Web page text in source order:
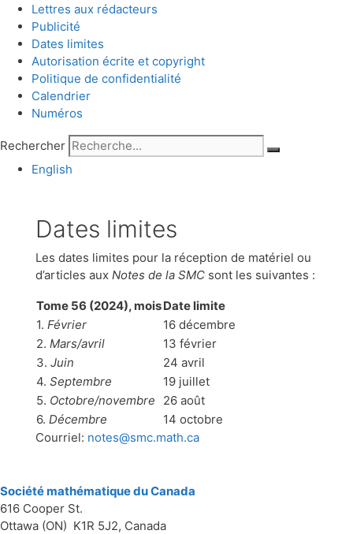
Lettres aux rédacteurs
Publicité
Dates limites
Autorisation écrite et copyright
Politique de confidentialité
Calendrier
Numéros
Rechercher
English
Dates limites
Les dates limites pour la réception de matériel ou
d’articles aux Notes de la SMC sont les suivantes :
Tome 56 (2024), moisDate limite
1. Février
16 décembre
2. Mars/avril
13 février
3. Juin
24 avril
4. Septembre
19 juillet
5. Octobre/novembre
26 août
6. Décembre
14 octobre
Courriel: notes@smc.math.ca
Société mathématique du Canada
616 Cooper St.
Ottawa (ON) K1R 5J2, Canada